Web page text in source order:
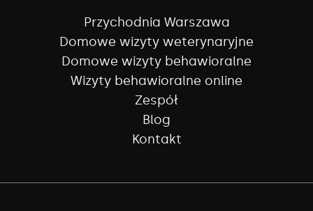
Przychodnia Warszawa
Domowe wizyty weterynaryjne
Domowe wizyty behawioralne
Wizyty behawioralne online
Zespół
Blog
Kontakt